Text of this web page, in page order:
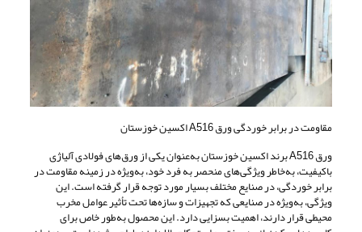
مقاومت در برابر خوردگی ورق A516 اکسین خوزستان
ورق A516 برند اکسین خوزستان به‌عنوان یکی از ورق‌های فولادی آلیاژی
باکیفیت، به‌خاطر ویژگی‌های منحصر به فرد خود، به‌ویژه در زمینه مقاومت در
برابر خوردگی، در صنایع مختلف بسیار مورد توجه قرار گرفته است. این
ویژگی، به‌ویژه در صنایعی که تجهیزات و سازه‌ها تحت تأثیر عوامل مخرب
محیطی قرار دارند، اهمیت بسزایی دارد. این محصول به‌طور خاص برای